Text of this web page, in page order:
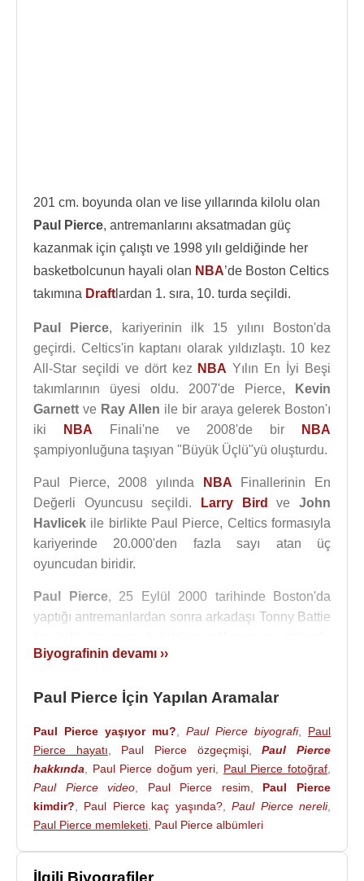
201 cm. boyunda olan ve lise yıllarında kilolu olan
Paul Pierce, antremanlarını aksatmadan güç
kazanmak için çalıştı ve 1998 yılı geldiğinde her
basketbolcunun hayali olan NBA’de Boston Celtics
takımına Draft lardan 1. sıra, 10. turda seçildi.
Paul Pierce, kariyerinin ilk 15 yılını Boston'da
geçirdi. Celtics'in kaptanı olarak yıldızlaştı. 10 kez
All-Star seçildi ve dört kez NBA Yılın En İyi Beşi
takımlarının üyesi oldu. 2007'de Pierce,
Kevin
Garnett ve Ray Allen ile bir araya gelerek Boston'ı
iki
NBA Finali'ne ve 2008'de bir
NBA
şampiyonluğuna taşıyan "Büyük Üçlü"yü oluşturdu.
Paul Pierce, 2008 yılında NBA Finallerinin En
Değerli Oyuncusu seçildi.
Larry Bird veJohn
Havlicek ile birlikte Paul Pierce, Celtics formasıyla
kariyerinde 20.000'den fazla sayı atan üç
oyuncudan biridir.
Paul Pierce, 25 Eylül 2000 tarihinde Boston'da
yaptığı antremanlardan sonra arkadaşı Tonny Battie
istemeden karıştığı bir kavgada tam 11 kez bıçak
yaralardan doktorların cerrahi müdahalesiyle
Pierce 2003 yılında ise kendisini kurtaran
hastaneye yüklü miktarda bağış yaptı.
Kariyeri boyunca 10 kez All-Star olan Paul Pierce,
2017 yılında emekliye ayrıldı.
Biyografinin devamı ››
Paul Pierce İçin Yapılan Aramalar
Paul Pierce yaşıyor mu? Paul Pierce biyografi, Paul
Pierce hayatı
Paul Pierce özgeçmişi,Paul Pierce
hakkında
Paul Pierce doğum yeri Paul Pierce fotoğraf
Paul Pierce video
Paul Pierce resim
Paul Pierce
kimdir?
Paul Pierce kaç yaşında?,Paul Pierce nereli,
Paul Pierce memleketi Paul Pierce albümleri
İlgili Biyografiler